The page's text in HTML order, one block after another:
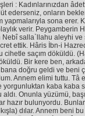
: Kadınlarınızdan
ederseniz, onların
sona erer.
verir. Peygamberin
Nebî salla`llahu aleyhi
ettik. Hâris İbn-i
cihetle saçım döküldü.
Bir kere ben,
doğru geldi ve beni
Annem elimi tuttu. Tâ
kaba kaba
Onunla yüzümü,
hazır bulunyordu.
dılar. Annem beni